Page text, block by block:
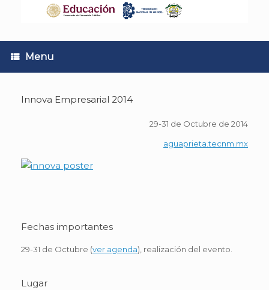
Menu
Innova Empresarial 2014
29-31 de Octubre de 2014
aguaprieta.tecnm.mx
Fechas importantes
29-31 de Octubre (ver agenda), realización del evento.
Lugar